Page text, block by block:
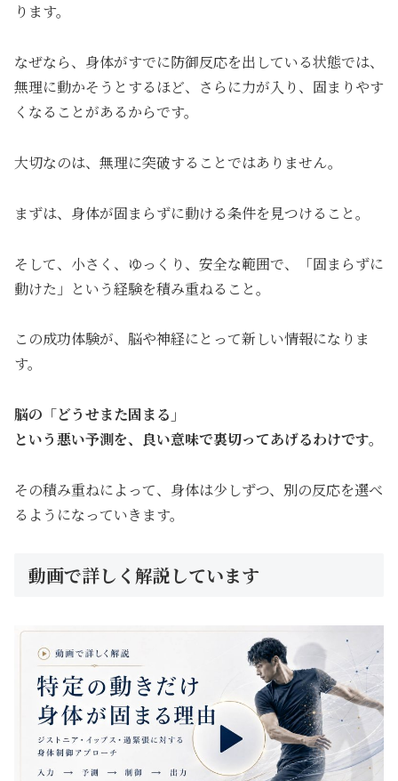
ります。
なぜなら、身体がすでに防御反応を出している状態では、
無理に動かそうとするほど、さらに力が入り、固まりやす
くなることがあるからです。
大切なのは、無理に突破することではありません。
まずは、身体が固まらずに動ける条件を見つけること。
そして、小さく、ゆっくり、安全な範囲で、「固まらずに
動けた」という経験を積み重ねること。
この成功体験が、脳や神経にとって新しい情報になりま
す。
脳の「どうせまた固まる」
という悪い予測を、良い意味で裏切ってあげるわけです。
その積み重ねによって、身体は少しずつ、別の反応を選べ
るようになっていきます。
動画で詳しく解説しています